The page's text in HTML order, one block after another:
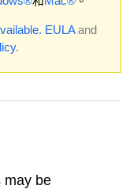
EULAand
.
may be